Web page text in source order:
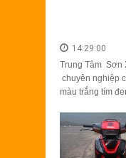
14:29:00
Trung Tâm Sơn
chuyên nghiệp
màu trắng tím